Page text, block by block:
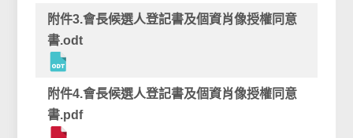
附件3.會長候選人登記書及個資肖像授權同意
書.odt
附件4.會長候選人登記書及個資肖像授權同意
書.pdf